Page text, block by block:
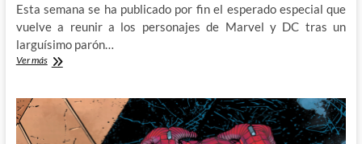
Esta semana se ha publicado por fin el esperado especial que
vuelve a reunir a los personajes de Marvel y DC tras un
larguísimo parón…
Ver másPor
aquí
Batman/Masacre